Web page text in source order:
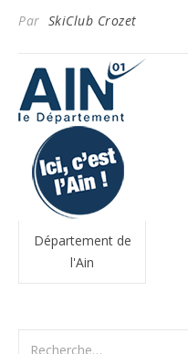
Par SkiClub Crozet
Département de
l'Ain